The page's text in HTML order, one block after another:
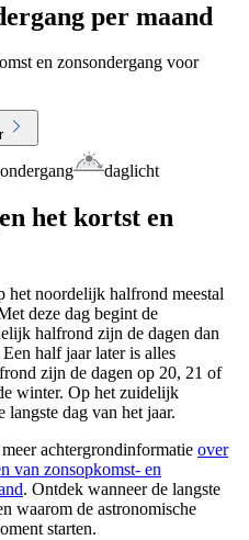
per maand
en zonsondergang voor
daglicht
het kortst en
het noordelijk halfrond meestal
deze dag begint de
halfrond zijn de dagen dan
half jaar later is alles
zijn de dagen op 20, 21 of
winter. Op het zuidelijk
langste dag van het jaar.
achtergrondinformatie over
van zonsopkomst- en
. Ontdek wanneer de langste
waarom de astronomische
starten.